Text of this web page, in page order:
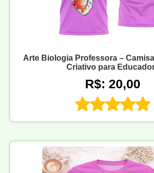
Arte Biologia Professora –
Criativo para
R$: 20,00